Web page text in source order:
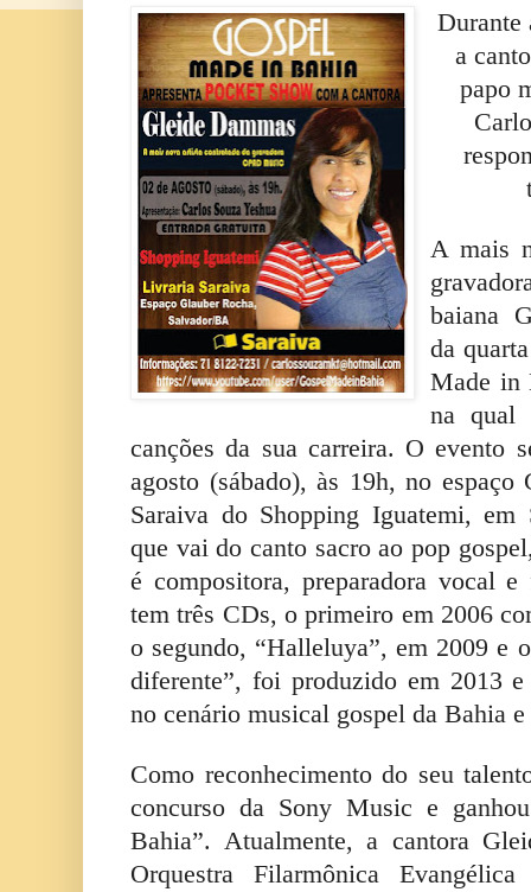
Durante
a
papo
A mais
baiana
da
Made in
na qual
canções da sua carreira. O evento
agosto (sábado), às 19h, no
Saraiva do Shopping Iguatemi,
que vai do canto sacro ao pop
é compositora, preparadora vocal
tem três CDs, o primeiro em 2006
o segundo, “Halleluya”, em 2009 e
diferente”, foi produzido em 2013
no cenário musical gospel da Bahia
Como reconhecimento do seu
concurso da Sony Music e
Bahia”. Atualmente, a cantora
Orquestra Filarmônica